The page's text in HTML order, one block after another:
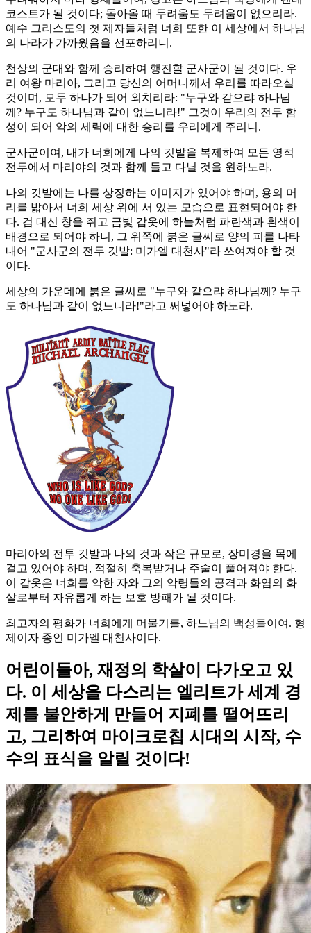
코스트가 될 것이다; 돌아올 때 두려움도 두려움이 없으리라.
예수 그리스도의 첫 제자들처럼 너희 또한 이 세상에서 하나님
의 나라가 가까웠음을 선포하리니.
천상의 군대와 함께 승리하여 행진할 군사군이 될 것이다. 우
리 여왕 마리아, 그리고 당신의 어머니께서 우리를 따라오실
것이며, 모두 하나가 되어 외치리라: "누구와 같으랴 하나님
께? 누구도 하나님과 같이 없느니라!" 그것이 우리의 전투 함
성이 되어 악의 세력에 대한 승리를 우리에게 주리니.
군사군이여, 내가 너희에게 나의 깃발을 복제하여 모든 영적
전투에서 마리야의 것과 함께 들고 다닐 것을 원하노라.
나의 깃발에는 나를 상징하는 이미지가 있어야 하며, 용의 머
리를 밟아서 너희 세상 위에 서 있는 모습으로 표현되어야 한
다. 검 대신 창을 쥐고 금빛 갑옷에 하늘처럼 파란색과 흰색이
배경으로 되어야 하니, 그 위쪽에 붉은 글씨로 양의 피를 나타
내어 "군사군의 전투 깃발: 미가엘 대천사"라 쓰여져야 할 것
이다.
세상의 가운데에 붉은 글씨로 "누구와 같으랴 하나님께? 누구
도 하나님과 같이 없느니라!"라고 써넣어야 하노라.
마리아의 전투 깃발과 나의 것과 작은 규모로, 장미경을 목에
걸고 있어야 하며, 적절히 축복받거나 주술이 풀어져야 한다.
이 갑옷은 너희를 악한 자와 그의 악령들의 공격과 화염의 화
살로부터 자유롭게 하는 보호 방패가 될 것이다.
최고자의 평화가 너희에게 머물기를, 하느님의 백성들이여. 형
제이자 종인 미가엘 대천사이다.
어린이들아, 재정의 학살이 다가오고 있
다. 이 세상을 다스리는 엘리트가 세계 경
제를 불안하게 만들어 지폐를 떨어뜨리
고, 그리하여 마이크로칩 시대의 시작, 수
수의 표식을 알릴 것이다!